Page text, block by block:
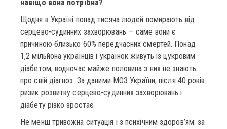
навіщо вона потрібна?
Щодня в Україні понад тисяча людей помирають від
серцево-судинних захворювань — саме вони є
причиною близько 60% передчасних смертей. Понад
1,2 мільйона українців і українок живуть із цукровим
діабетом, водночас майже половина з них не знають
про свій діагноз. За даними МОЗ України, після 40 років
ризик розвитку серцево-судинних захворювань і
діабету різко зростає.
Не менш тривожна ситуація і з психічним здоров’ям: за